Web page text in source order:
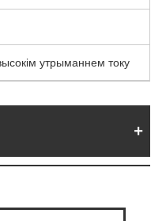
утрыманнем току